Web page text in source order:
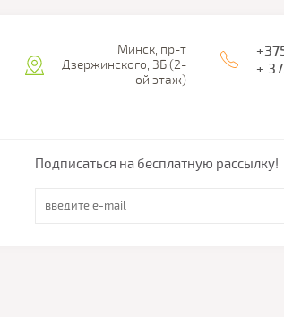
Минск, пр-т
Дзержинского, 3Б (2-
ой этаж)
+
Подписаться на бесплатную рассылку!